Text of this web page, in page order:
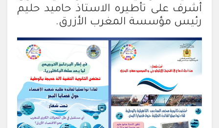
أشرف على تأطيره الاستاذ حاميد حليم
رئيس مؤسسة المغرب الأزرق.